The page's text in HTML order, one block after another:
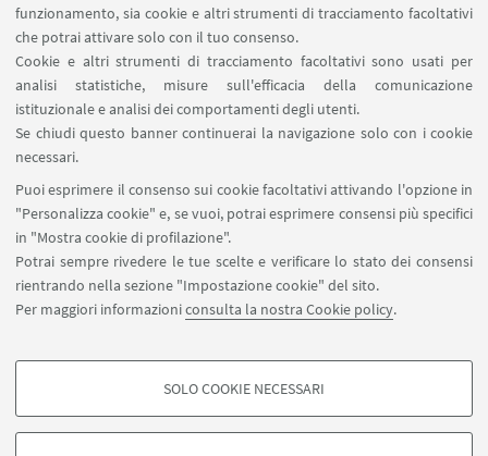
funzionamento, sia cookie e altri strumenti di tracciamento facoltativi
che potrai attivare solo con il tuo consenso.
Cookie e altri strumenti di tracciamento facoltativi sono usati per
analisi statistiche, misure sull'efficacia della comunicazione
istituzionale e analisi dei comportamenti degli utenti.
Se chiudi questo banner continuerai la navigazione solo con i cookie
necessari.
Puoi esprimere il consenso sui cookie facoltativi attivando l'opzione in
"Personalizza cookie" e, se vuoi, potrai esprimere consensi più specifici
in "Mostra cookie di profilazione".
Potrai sempre rivedere le tue scelte e verificare lo stato dei consensi
rientrando nella sezione "Impostazione cookie" del sito.
Per maggiori informazioniconsulta la nostra Cookie policy.
COOKIE DI PROFILAZIONE - FACOLTATIVI
SOLO COOKIE NECESSARI
LINK UTILI
Spazi Virtuali di Dipartimento (riservato autorizzati)
Missioni Web
SEGUI UNIBO SU:
APP:
©Copyright 2026 - ALMA MATER STUDIORUM - Università di